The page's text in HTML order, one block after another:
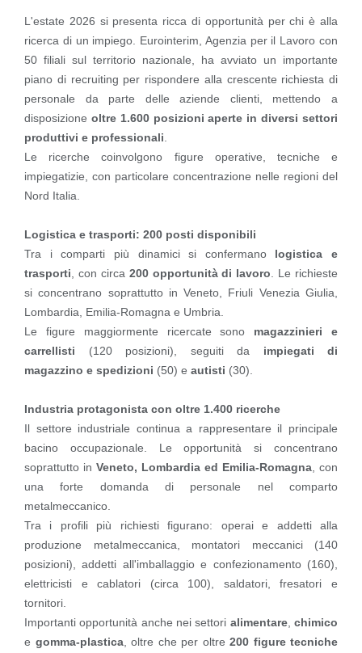
Area riservata
INVIA CV
L'estate 2026 si presenta ricca di opportunità per chi è alla
ricerca di un impiego. Eurointerim, Agenzia per il Lavoro con
50 filiali sul territorio nazionale, ha avviato un importante
piano di recruiting per rispondere alla crescente richiesta di
personale da parte delle aziende clienti, mettendo a
disposizione oltre 1.600 posizioni aperte in diversi settori
produttivi e professionali
Le ricerche coinvolgono figure operative, tecniche e
impiegatizie, con particolare concentrazione nelle regioni del
Nord Italia.
Logistica e trasporti: 200 posti disponibili
Tra i comparti più dinamici si confermano logistica e
trasporti , con circa 200 opportunità di lavoro . Le richieste
si concentrano soprattutto in Veneto, Friuli Venezia Giulia,
Lombardia, Emilia-Romagna e Umbria.
Le figure maggiormente ricercate sono magazzinieri e
carrellisti (120 posizioni), seguiti da impiegati di
magazzino e spedizioni (50) e autisti (30).
Industria protagonista con oltre 1.400 ricerche
Il settore industriale continua a rappresentare il principale
bacino occupazionale. Le opportunità si concentrano
soprattutto in Veneto, Lombardia ed Emilia-Romagna , con
una forte domanda di personale nel comparto
metalmeccanico.
Tra i profili più richiesti figurano: operai e addetti alla
produzione metalmeccanica, montatori meccanici (140
posizioni), addetti all'imballaggio e confezionamento (160),
elettricisti e cablatori (circa 100), saldatori, fresatori e
tornitori.
Importanti opportunità anche nei settori alimentare,chimico
e gomma-plastica, oltre che per oltre 200 figure tecniche